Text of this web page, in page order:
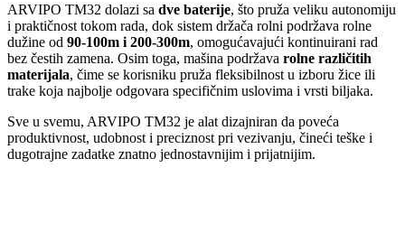
ARVIPO TM32 dolazi sa dve baterije, što pruža veliku autonomiju
i praktičnost tokom rada, dok sistem držača rolni podržava rolne
dužine od 90-100m i 200-300m, omogućavajući kontinuirani rad
bez čestih zamena. Osim toga, mašina podržava rolne različitih
materijala, čime se korisniku pruža fleksibilnost u izboru žice ili
trake koja najbolje odgovara specifičnim uslovima i vrsti biljaka.
Sve u svemu, ARVIPO TM32 je alat dizajniran da poveća
produktivnost, udobnost i preciznost pri vezivanju, čineći teške i
dugotrajne zadatke znatno jednostavnijim i prijatnijim.